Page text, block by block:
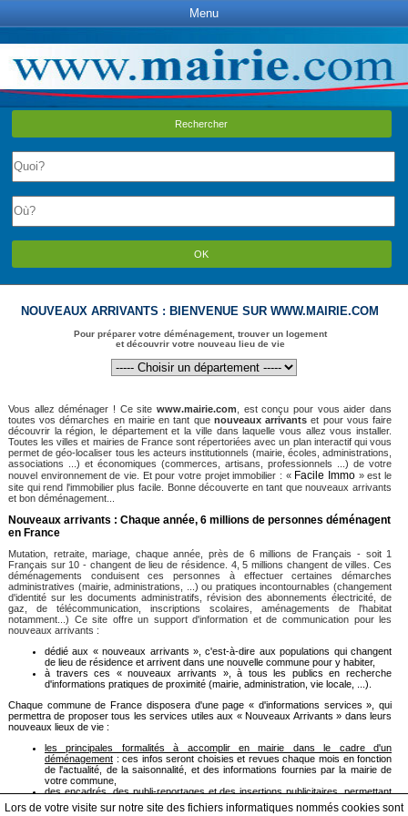
Menu
Rechercher
OK
NOUVEAUX ARRIVANTS : BIENVENUE SUR WWW.MAIRIE.COM
Pour préparer votre déménagement, trouver un logement
et découvrir votre nouveau lieu de vie
Vous allez déménager ! Ce sitewww.mairie.com , est conçu pour vous aider dans
toutes vos démarches en mairie en tant que nouveaux arrivants et pour vous faire
découvrir la région, le département et la ville dans laquelle vous allez vous installer.
Toutes les villes et mairies de France sont répertoriées avec un plan interactif qui vous
permet de géo-localiser tous les acteurs institutionnels (mairie, écoles, administrations,
associations ...) et économiques (commerces, artisans, professionnels ...) de votre
nouvel environnement de vie. Et pour votre projet immobilier : « Facile Immo » est le
site qui rend l'immobilier plus facile. Bonne découverte en tant que nouveaux arrivants
et bon déménagement...
Nouveaux arrivants : Chaque année, 6 millions de personnes déménagent
en France
Mutation, retraite, mariage, chaque année, près de 6 millions de Français - soit 1
Français sur 10 - changent de lieu de résidence. 4, 5 millions changent de villes. Ces
déménagements conduisent ces personnes à effectuer certaines démarches
administratives (mairie, administrations, ...) ou pratiques incontournables (changement
d'identité sur les documents administratifs, révision des abonnements électricité, de
gaz, de télécommunication, inscriptions scolaires, aménagements de l'habitat
notamment...) Ce site offre un support d'information et de communication pour les
nouveaux arrivants :
dédié aux « nouveaux arrivants », c'est-à-dire aux populations qui changent
de lieu de résidence et arrivent dans une nouvelle commune pour y habiter,
à travers ces « nouveaux arrivants », à tous les publics en recherche
d'informations pratiques de proximité (mairie, administration, vie locale, ...).
Chaque commune de France disposera d'une page « d'informations services », qui
permettra de proposer tous les services utiles aux « Nouveaux Arrivants » dans leurs
nouveaux lieux de vie :
les principales formalités à accomplir en mairie dans le cadre d'un
déménagement: ces infos seront choisies et revues chaque mois en fonction
de l'actualité, de la saisonnalité, et des informations fournies par la mairie de
votre commune,
des encadrés, des publi-reportages et des insertions publicitaires, permettant
à des acteurs publics et privés de présenter leurs services et leurs actions,
des petites annonces de proximité, permettant notamment aux résidents «
Lors de votre visite sur notre site des fichiers informatiques nommés cookies sont